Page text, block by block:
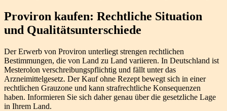
Proviron kaufen: Rechtliche Situation
und Qualitätsunterschiede
Der Erwerb von Proviron unterliegt strengen rechtlichen
Bestimmungen, die von Land zu Land variieren. In Deutschland ist
Mesterolon verschreibungspflichtig und fällt unter das
Arzneimittelgesetz. Der Kauf ohne Rezept bewegt sich in einer
rechtlichen Grauzone und kann strafrechtliche Konsequenzen
haben. Informieren Sie sich daher genau über die gesetzliche Lage
in Ihrem Land.